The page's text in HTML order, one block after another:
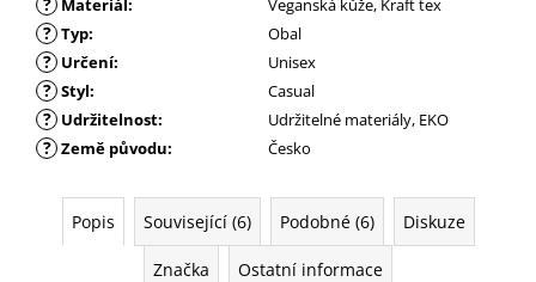
? Typ: Obal
? Určení: Unisex
? Styl: Casual
? Udržitelnost: Udržitelné materiály, EKO
? Země původu: Česko
Popis Související (6) Podobné (6) Diskuze
Značka Ostatní informace